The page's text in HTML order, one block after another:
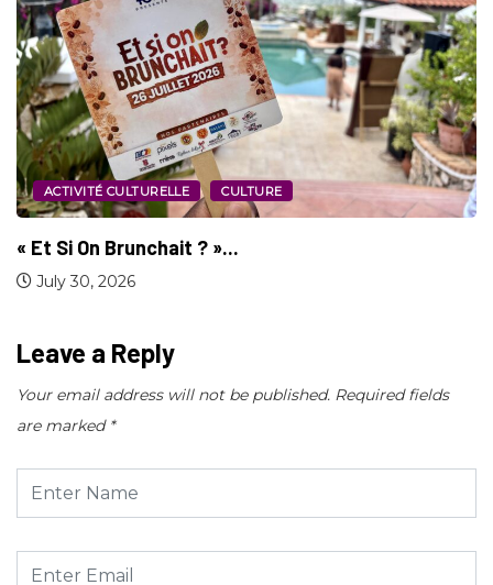
SPORT
Jeux d’Amérique Centrale et des Caraïbes :...
July 29, 2026
Leave a Reply
Your email address will not be published. Required fields
are marked *